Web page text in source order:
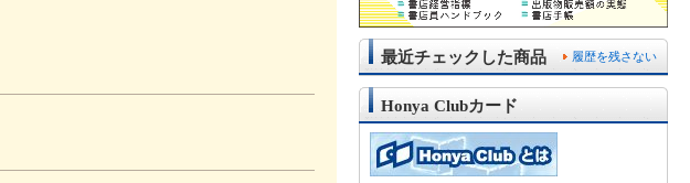
履歴を残さない
最近チェックした商品
Honya Clubカード